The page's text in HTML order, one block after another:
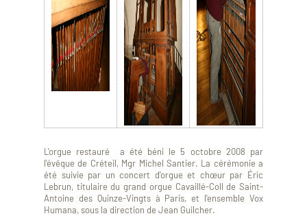
L'orgue restauré a été béni le 5 octobre 2008 par
l'évêque de Créteil, Mgr Michel Santier. La cérémonie a
été suivie par un concert d'orgue et chœur par Éric
Lebrun, titulaire du grand orgue Cavaillé-Coll de Saint-
Antoine des Quinze-Vingts à Paris, et l'ensemble Vox
Humana, sous la direction de Jean Guilcher.